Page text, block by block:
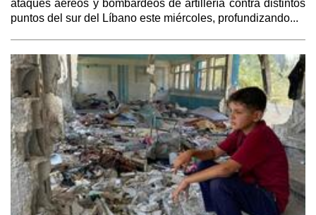
ataques aéreos y bombardeos de artillería contra distintos
puntos del sur del Líbano este miércoles, profundizando...